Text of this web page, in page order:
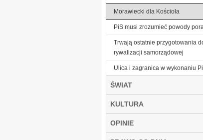
Morawiecki dla Kościoła
PiS musi zrozumieć powody
Trwają ostatnie przygotowania
rywalizacji samorządowej
Ulica i zagranica w wykonaniu
ŚWIAT
KULTURA
OPINIE